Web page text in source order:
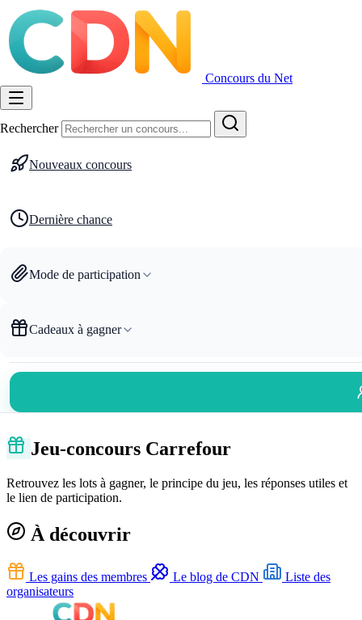
Concours du Net
Rechercher
Nouveaux concours
Dernière chance
Mode de participation
Cadeaux à gagner
Jeu-concours Carrefour
Retrouvez les lots à gagner, le principe du jeu, les réponses utiles et
le lien de participation.
À découvrir
Les gains des membres Le blog de CDN
Liste des
organisateurs